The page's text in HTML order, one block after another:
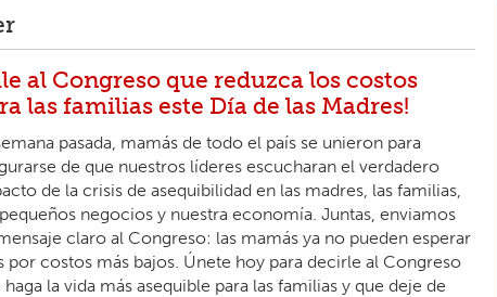
al Congreso que reduzca los costos
las familias este Día de las Madres!
pasada, mamás de todo el país se unieron para
de que nuestros líderes escucharan el verdadero
de la crisis de asequibilidad en las madres, las familias,
negocios y nuestra economía. Juntas, enviamos
claro al Congreso: las mamás ya no pueden esperar
por costos más bajos. Únete hoy para decirle al Congreso
haga la vida más asequible para las familias y que deje de